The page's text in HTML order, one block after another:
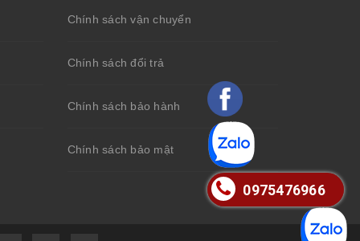
Chính sách vận chuyển
Chính sách đổi trả
Chính sách bảo hành
Chính sách bảo mật
0975476966